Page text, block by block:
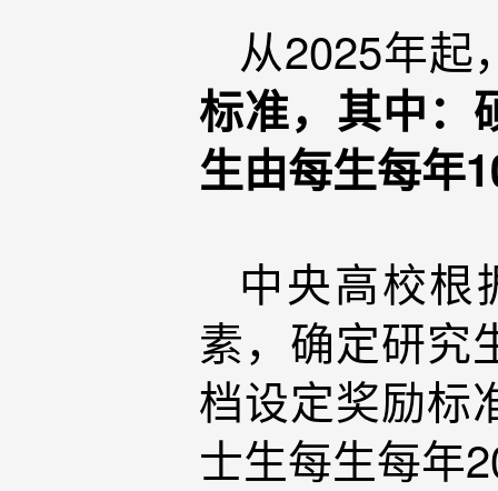
从2025年起
标准，其中：
生由每生每年
中央高校根
素，确定研究
档设定奖励标
士生每生每年